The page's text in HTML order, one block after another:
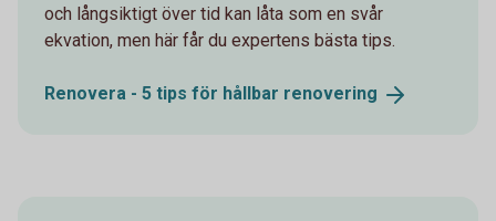
och långsiktigt över tid kan låta som en svår
ekvation, men här får du expertens bästa tips.
Renovera - 5 tips för hållbar renovering